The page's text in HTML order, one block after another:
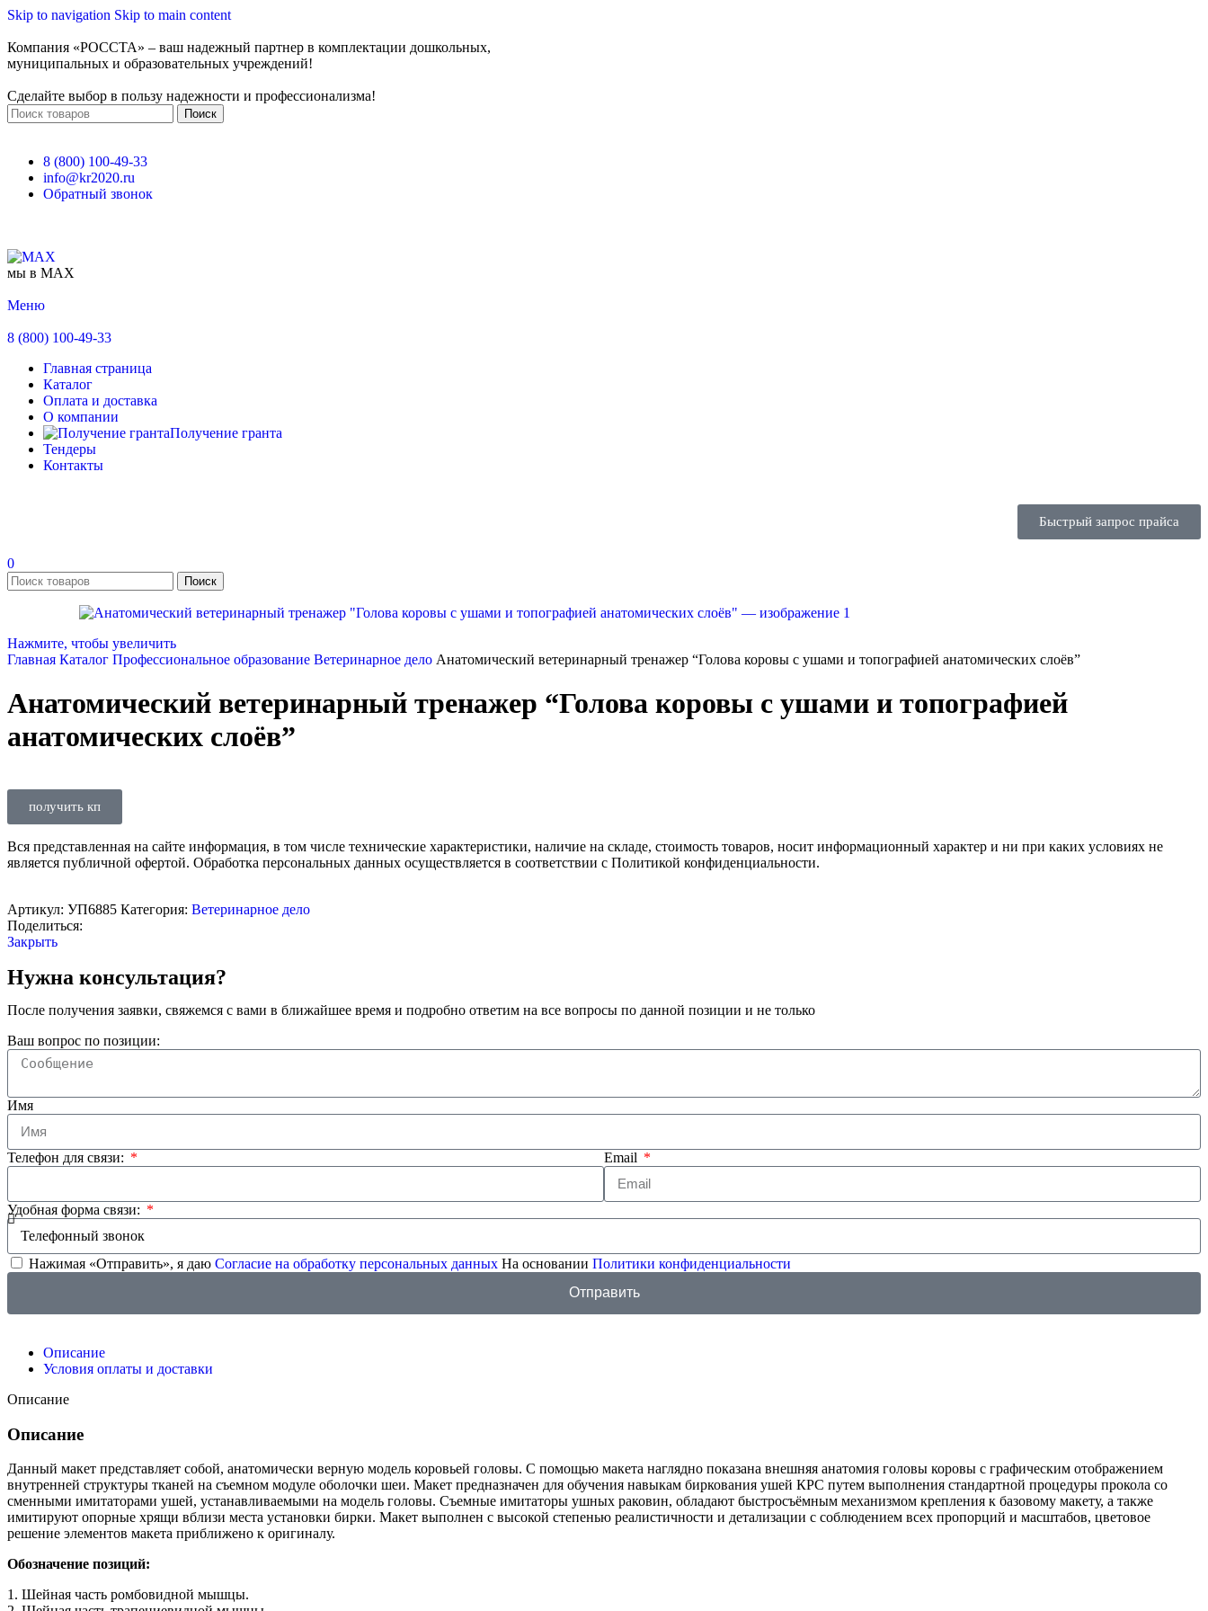
Skip to navigation Skip to main content
Компания «РОССТА» – ваш надежный партнер в комплектации дошкольных,
муниципальных и образовательных учреждений!
Сделайте выбор в пользу надежности и профессионализма!
Поиск
8 (800) 100-49-33
info@kr2020.ru
Обратный звонок
мы в MAX
Меню
8 (800) 100-49-33
Главная страница
Каталог
Оплата и доставка
О компании
Получение гранта
Тендеры
Контакты
Быстрый запрос прайса
0
Поиск
Нажмите, чтобы увеличить
Главная Каталог Профессиональное образование Ветеринарное дело Анатомический ветеринарный тренажер “Голова коровы с ушами и топографией анатомических слоёв”
Анатомический ветеринарный тренажер “Голова коровы с ушами и топографией
анатомических слоёв”
получить кп
Вся представленная на сайте информация, в том числе технические характеристики, наличие на складе, стоимость товаров, носит информационный характер и ни при каких условиях не
является публичной офертой. Обработка персональных данных осуществляется в соответствии с Политикой конфиденциальности.
Артикул: УП6885 Категория: Ветеринарное дело
Поделиться:
Закрыть
Нужна консультация?
После получения заявки, свяжемся с вами в ближайшее время и подробно ответим на все вопросы по данной позиции и не только
Ваш вопрос по позиции:
Имя
Телефон для связи: Email
Удобная форма связи:
Нажимая «Отправить», я даю Согласие на обработку персональных данных На основании Политики конфиденциальности
Отправить
Описание
Условия оплаты и доставки
Описание
Описание
Данный макет представляет собой, анатомически верную модель коровьей головы. С помощью макета наглядно показана внешняя анатомия головы коровы с графическим отображением
внутренней структуры тканей на съемном модуле оболочки шеи. Макет предназначен для обучения навыкам биркования ушей КРС путем выполнения стандартной процедуры прокола со
сменными имитаторами ушей, устанавливаемыми на модель головы. Съемные имитаторы ушных раковин, обладают быстросъёмным механизмом крепления к базовому макету, а также
имитируют опорные хрящи вблизи места установки бирки. Макет выполнен с высокой степенью реалистичности и детализации с соблюдением всех пропорций и масштабов, цветовое
решение элементов макета приближено к оригиналу.
Обозначение позиций:
1. Шейная часть ромбовидной мышцы.